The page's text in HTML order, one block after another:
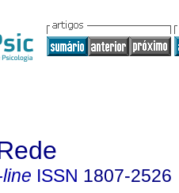
ISSN 1807-2526